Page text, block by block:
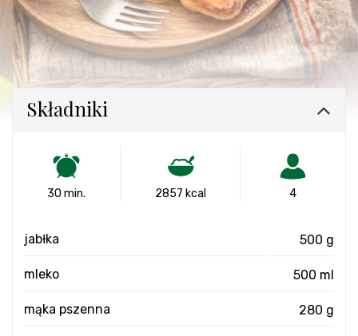
Składniki
30 min. 2857 kcal 4
jabłka 500 g
mleko 500 ml
mąka pszenna 280 g